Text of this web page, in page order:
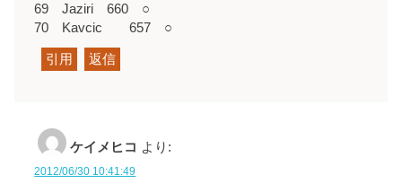
69 Jaziri 660 ○
70 Kavcic 657 ○
引用 返信
ケイメヒコ より:
2012/06/30 10:41:49